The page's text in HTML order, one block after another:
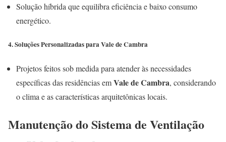
Solução híbrida que equilibra eficiência e baixo consumo
energético.
4. Soluções Personalizadas para Vale de Cambra
Projetos feitos sob medida para atender às necessidades
específicas das residências emVale de Cambra, considerando
o clima e as características arquitetônicas locais.
Manutenção do Sistema de Ventilação